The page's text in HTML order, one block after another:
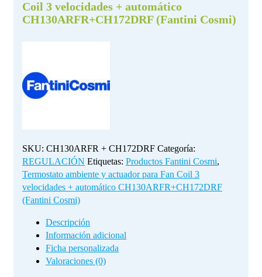
Coil 3 velocidades + automático
CH130ARFR+CH172DRF (Fantini Cosmi)
SKU: CH130ARFR + CH172DRF Categoría:
REGULACIÓN Etiquetas: Productos Fantini Cosmi,
Termostato ambiente y actuador para Fan Coil 3
velocidades + automático CH130ARFR+CH172DRF
(Fantini Cosmi)
Descripción
Información adicional
Ficha personalizada
Valoraciones (0)